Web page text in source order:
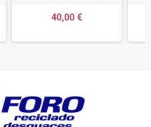
40,00 €